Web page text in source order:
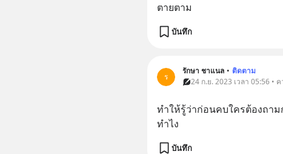
ตายตาม
บันทึก
ร
รักษา ชาแนล • ติดตาม
24 ก.ย. 2023 เวลา 05:56 •
ทำให้รู้ว่าก่อนคบใครต้องถา
ทำไง
บันทึก